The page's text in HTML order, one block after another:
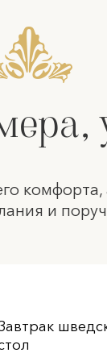
комфорта,
и